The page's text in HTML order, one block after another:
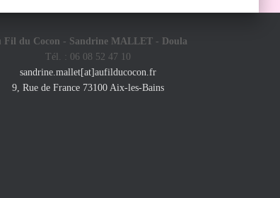
Fil du Cocon - Sandrine MALLET -
Doula
Tél. : 06 08 52 47 10
sandrine.mallet[at]aufilducocon.fr
9, Rue de France 73100 Aix-les-Bains